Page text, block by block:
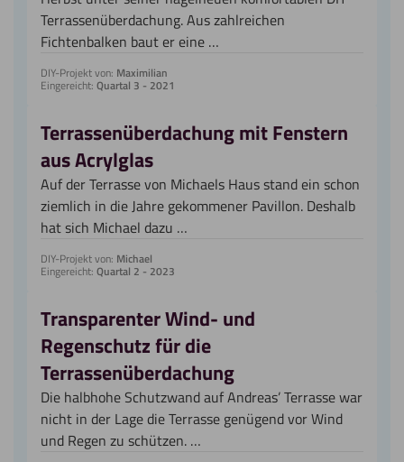
Terrassenüberdachung. Aus zahlreichen
Fichtenbalken baut er eine …
DIY-Projekt von: Maximilian
Eingereicht: Quartal 3 - 2021
Terrassenüberdachung mit Fenstern
aus Acrylglas
Auf der Terrasse von Michaels Haus stand ein schon
ziemlich in die Jahre gekommener Pavillon. Deshalb
hat sich Michael dazu …
DIY-Projekt von: Michael
Eingereicht: Quartal 2 - 2023
Transparenter Wind- und
Regenschutz für die
Terrassenüberdachung
Die halbhohe Schutzwand auf Andreas’ Terrasse war
nicht in der Lage die Terrasse genügend vor Wind
und Regen zu schützen. …